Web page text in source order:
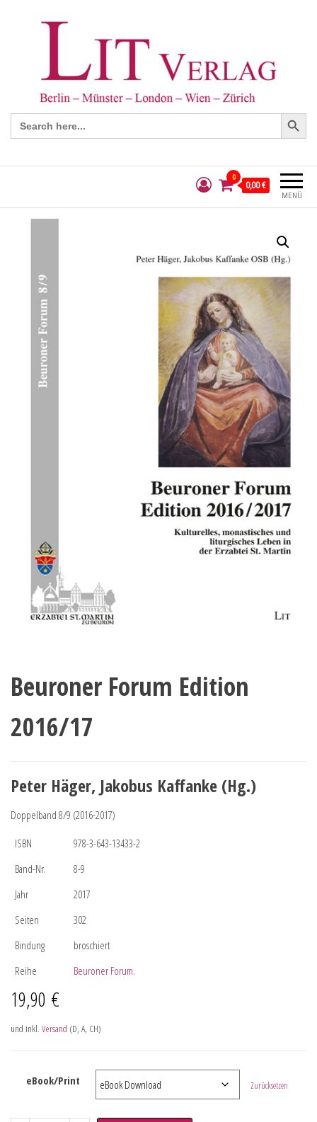
Search
for:
Search Button
MENÜ
0
0,00 €
Beuroner Forum Edition
2016/17
Peter Häger, Jakobus Kaffanke (Hg.)
Doppelband 8/9 (2016-2017)
ISBN
978-3-643-13433-2
Band-Nr.
8-9
Jahr
2017
Seiten
302
Bindung
broschiert
Reihe
Beuroner Forum.
19,90 €
und inkl. Versand (D, A, CH)
eBook/Print Zurücksetzen